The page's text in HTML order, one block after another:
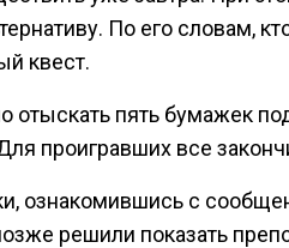
По его словам,
квест.
отыскать пять бумажек
проигравших все
ознакомившись с
решили показать